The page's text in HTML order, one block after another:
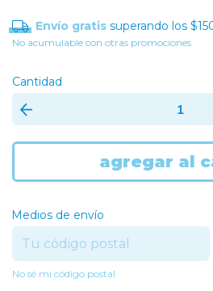
Envío gratis superando los
No acumulable con otras promociones
Cantidad
Medios de envío
No sé mi código postal